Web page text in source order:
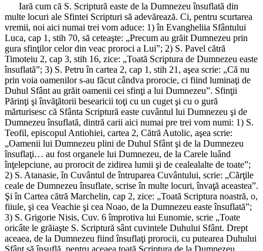
Iară cum că S. Scriptură easte de la Dumnezeu însuflată din
multe locuri ale Sfintei Scripturi să adevărează. Ci, pentru scurtarea
vremii, noi aici numai trei vom aduce: 1) în Evangheliia Sfântului
Luca, cap 1, stih 70, să ceteaşte: „Precum au grăit Dumnezeu prin
gura sfinţilor celor din veac proroci a Lui”; 2) S. Pavel cătră
Timoteiu 2, cap 3, stih 16, zice: „Toată Scriptura de Dumnezeu easte
însuflată”; 3) S. Petru în cartea 2, cap 1, stih 21, aşea scrie: „Că nu
prin voia oamenilor s-au făcut cândva prorocie, ci fiind luminaţi de
Duhul Sfânt au grăit oamenii cei sfinţi a lui Dumnezeu”. Sfinţii
Părinţi şi învăţătorii besearicii toţi cu un cuget şi cu o gură
mărturisesc că Sfânta Scriptură easte cuvântul lui Dumnezeu şi de
Dumnezeu însuflată, dintră carii aici numai pre trei vom numi: 1) S.
Teofil, episcopul Antiohiei, cartea 2, Cătră Autolic, aşea scrie:
„Oamenii lui Dumnezeu plini de Duhul Sfânt şi de la Dumnezeu
însuflaţi… au fost organele lui Dumnezeu, de la Carele luând
înţelepciune, au prorocit de zidirea lumii şi de cealealalte de toate”;
2) S. Atanasie, în Cuvântul de întruparea Cuvântului, scrie: „Cărţile
ceale de Dumnezeu însuflate, scrise în multe locuri, învaţă aceastea”.
Şi în Cartea cătră Marchelin, cap 2, zice: „Toată Scriptura noastră, o,
fiiule, şi cea Veachie şi cea Noao, de la Dumnezeu easte însuflată”;
3) S. Grigorie Nisis, Cuv. 6 împrotiva lui Eunomie, scrie „Toate
oricâte le grăiaşte S. Scriptură sânt cuvintele Duhului Sfânt. Drept
aceaea, de la Dumnezeu fiind însuflaţi prorocii, cu putearea Duhului
Sfânt să însuflă, pentru aceaea toată Scriptura de la Dumnezeu